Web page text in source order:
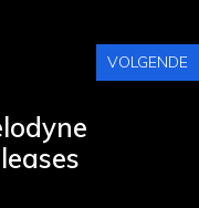
VOLGENDE